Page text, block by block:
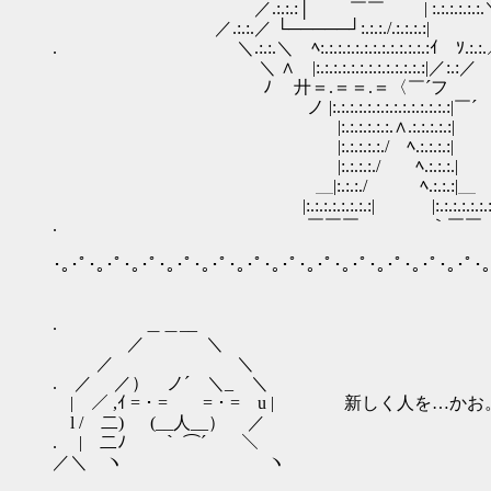
／.:.:.:│ ￣￣ | :.:.:.:.:.:.
／.:.:.／ └─────┘:.:.:./.:.:.:.:|
. ＼.:.:.＼ ﾍ:.:.:.:.:.:.:.:.:.:.:.:.:ｲ￣ｿ.:.:.
＼ ∧ |:.:.:.:.:.:.:.:.:.:.:.:.:|／:.:／
ﾉ 廾＝.＝＝.＝〈￣´フ
ゝ ノ |:.:.:.:.:.:.:.:.:.:.:.:.:.:|￣´
|:.:.:.:.:.:.∧.:.:.:.:.:|
|:.:.:.:.:./ ﾍ.:.:.:.:|
|:.:.:.:./ ﾍ.:.:.:.|
＿|:.:.:./ ﾍ.:.:.:|＿
|:.:.:.:.:.:.:.:|
. ￣￣￣ ｀￣￣
･｡･ﾟ･｡･ﾟ･｡･ﾟ･｡･ﾟ･｡･ﾟ･｡･ﾟ･｡･ﾟ･｡･ﾟ･｡･ﾟ･｡･ﾟ･｡･ﾟ･｡･ﾟ
. ＿＿__
／ ＼
／ ＼
. ／ ／） ノ´ ＼_ ＼
| ／ ,ｲ =・= =・= u | 新しく人を…かお
l / 二) (__人__） ／
. | 二ﾉ ｀ ⌒´ ＼
／＼ ヽ ヽ